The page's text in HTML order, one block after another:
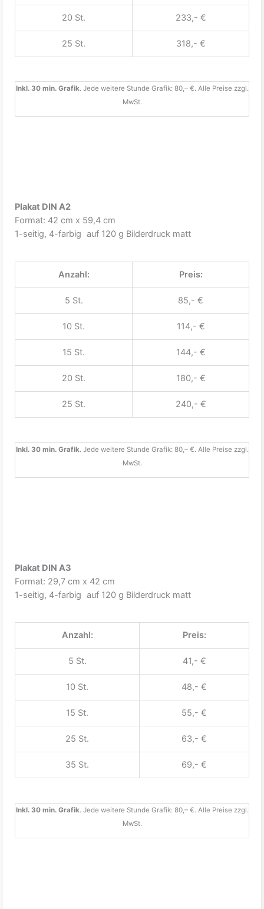
20 St. 233,- €
25 St. 318,- €
Inkl. 30 min. Grafik. Jede weitere Stunde Grafik: 80,– €. Alle Preise zzgl.
MwSt.
Plakat DIN A2
Format: 42 cm x 59,4 cm
1-seitig, 4-farbig auf 120 g Bilderdruck matt
Anzahl: Preis:
5 St. 85,- €
10 St. 114,- €
15 St. 144,- €
20 St. 180,- €
25 St. 240,- €
Inkl. 30 min. Grafik. Jede weitere Stunde Grafik: 80,– €. Alle Preise zzgl.
MwSt.
Plakat DIN A3
Format: 29,7 cm x 42 cm
1-seitig, 4-farbig auf 120 g Bilderdruck matt
Anzahl: Preis:
5 St. 41,- €
10 St. 48,- €
15 St. 55,- €
25 St. 63,- €
35 St. 69,- €
Inkl. 30 min. Grafik. Jede weitere Stunde Grafik: 80,– €. Alle Preise zzgl.
MwSt.